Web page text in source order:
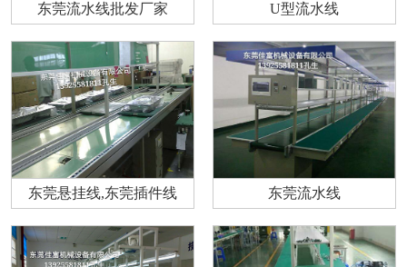
东莞流水线批发厂家 U型流水线
东莞悬挂线,东莞插件线 东莞流水线